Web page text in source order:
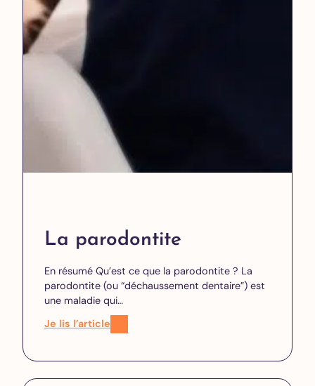
La parodontite
En résumé Qu’est ce que la parodontite ? La
parodontite (ou “déchaussement dentaire”) est
une maladie qui…
Je lis l’article